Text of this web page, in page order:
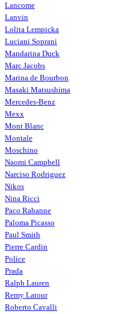
Lancome
Lanvin
Lolita Lempicka
Luciani Soprani
Mandarina Duck
Marc Jacobs
Marina de Bourbon
Masaki Matsushima
Mercedes-Benz
Mexx
Mont Blanc
Montale
Moschino
Naomi Campbell
Narciso Rodriguez
Nikos
Nina Ricci
Paco Rabanne
Paloma Picasso
Paul Smith
Pierre Cardin
Police
Prada
Ralph Lauren
Remy Latour
Roberto Cavalli